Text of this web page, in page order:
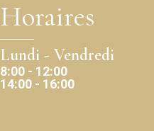
Horaires
Lundi - Vendredi
8:00 - 12:00
14:00 - 16:00